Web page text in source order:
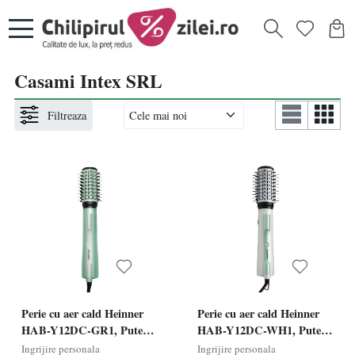
Casami Intex SRL
Filtreaza
Perie cu aer cald Heinner
HAB-Y12DC-GR1, Putere
1200W, Motor DC, 2 trepte
Ingrijire personala
Perie cu aer cald Heinner
HAB-Y12DC-WH1, Putere
1200W, Motor DC, 2 trepte
Ingrijire personala